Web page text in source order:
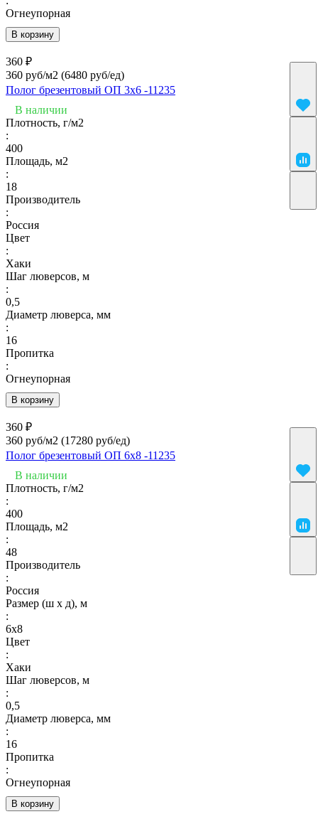
В корзину
Огнеупорная
360 ₽
360 руб/м2 (6480 руб/eд)
Полог брезентовый ОП 3х6 -11235
В наличии
В корзину
Плотность, г/м2
:
400
Площадь, м2
:
18
Производитель
:
Россия
Цвет
:
Хаки
Шаг люверсов, м
:
0,5
Диаметр люверса, мм
:
16
Пропитка
:
Огнеупорная
360 ₽
360 руб/м2 (17280 руб/eд)
Полог брезентовый ОП 6х8 -11235
В наличии
В корзину
Плотность, г/м2
:
400
Площадь, м2
:
48
Производитель
:
Россия
Размер (ш х д), м
:
6х8
Цвет
:
Хаки
Шаг люверсов, м
:
0,5
Диаметр люверса, мм
:
16
Пропитка
:
Огнеупорная